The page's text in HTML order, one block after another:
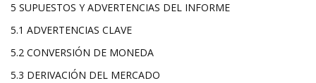
5 SUPUESTOS Y ADVERTENCIAS DEL INFORME
5.1 ADVERTENCIAS CLAVE
5.2 CONVERSIÓN DE MONEDA
5.3 DERIVACIÓN DEL MERCADO